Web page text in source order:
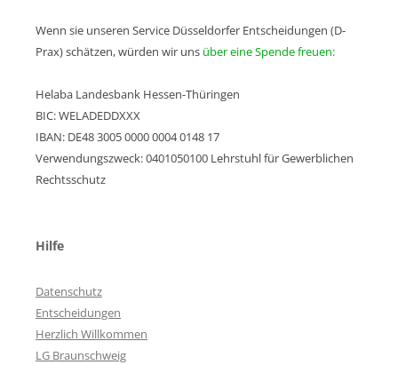
Wenn sie unseren Service Düsseldorfer Entscheidungen (D-
Prax) schätzen, würden wir uns über eine Spende freuen:
Helaba Landesbank Hessen-Thüringen
BIC: WELADEDDXXX
IBAN: DE48 3005 0000 0004 0148 17
Verwendungszweck: 0401050100 Lehrstuhl für Gewerblichen
Rechtsschutz
Hilfe
Datenschutz
Entscheidungen
Herzlich Willkommen
LG Braunschweig